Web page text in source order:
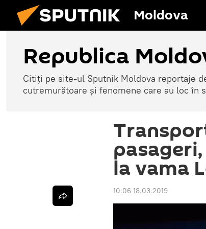
Moldova
Republica
Citiți pe site-ul Sputnik Moldova reportaje
cutremurătoare și fenomene care au loc în
la vama
10:06 18.03.2019